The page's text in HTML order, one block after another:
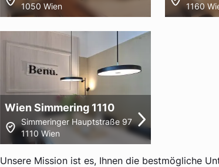
1050 Wien
1160
Wien Simmering 1110
Simmeringer Hauptstraße 97
1110 Wien
Unsere Mission ist es, Ihnen die bestmögliche